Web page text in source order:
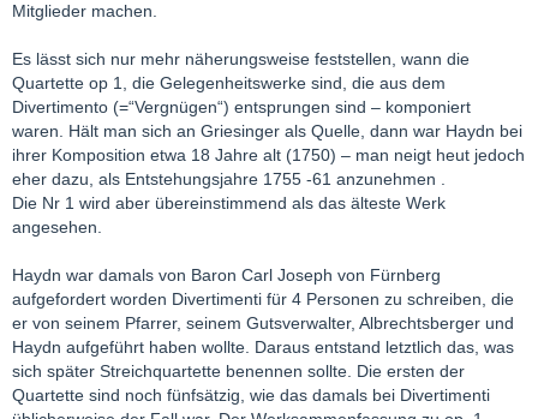
Mitglieder machen.
Es lässt sich nur mehr näherungsweise feststellen, wann die
Quartette op 1, die Gelegenheitswerke sind, die aus dem
Divertimento (=“Vergnügen“) entsprungen sind – komponiert
waren. Hält man sich an Griesinger als Quelle, dann war Haydn bei
ihrer Komposition etwa 18 Jahre alt (1750) – man neigt heut jedoch
eher dazu, als Entstehungsjahre 1755 -61 anzunehmen .
Die Nr 1 wird aber übereinstimmend als das älteste Werk
angesehen.
Haydn war damals von Baron Carl Joseph von Fürnberg
aufgefordert worden Divertimenti für 4 Personen zu schreiben, die
er von seinem Pfarrer, seinem Gutsverwalter, Albrechtsberger und
Haydn aufgeführt haben wollte. Daraus entstand letztlich das, was
sich später Streichquartette benennen sollte. Die ersten der
Quartette sind noch fünfsätzig, wie das damals bei Divertimenti